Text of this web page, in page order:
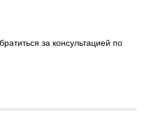
за консультацией по